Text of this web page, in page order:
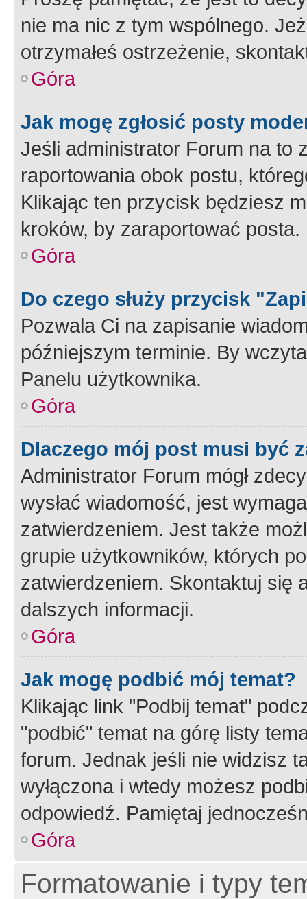
nie ma nic z tym wspólnego.
otrzymałeś ostrzeżenie,
Góra
Jak mogę zgłosić posty
Jeśli administrator Forum na to
raportowania obok postu,
Klikając ten przycisk będziesz
kroków, by zaraportować posta.
Góra
Do czego służy przycisk
Pozwala Ci na zapisanie
późniejszym terminie. By
Panelu użytkownika.
Góra
Dlaczego mój post musi być
Administrator Forum mógł
wysłać wiadomość, jest
zatwierdzeniem. Jest także
grupie użytkowników, których
zatwierdzeniem. Skontaktuj się
dalszych informacji.
Góra
Jak mogę podbić mój temat?
Klikając link "Podbij temat"
"podbić" temat na górę listy
forum. Jednak jeśli nie widzisz
wyłączona i wtedy możesz
odpowiedź. Pamiętaj
Góra
Formatowanie i typy